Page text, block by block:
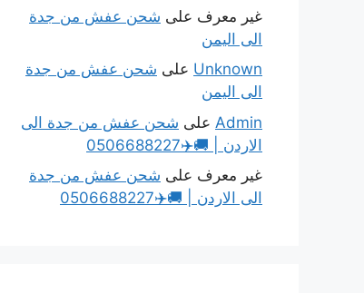
غير معرف على شحن عفش من جدة
الى اليمن
Unknown على شحن عفش من جدة
الى اليمن
Admin على شحن عفش من جدة الى
الاردن | 🚚✈️0506688227
غير معرف على شحن عفش من جدة
الى الاردن | 🚚✈️0506688227